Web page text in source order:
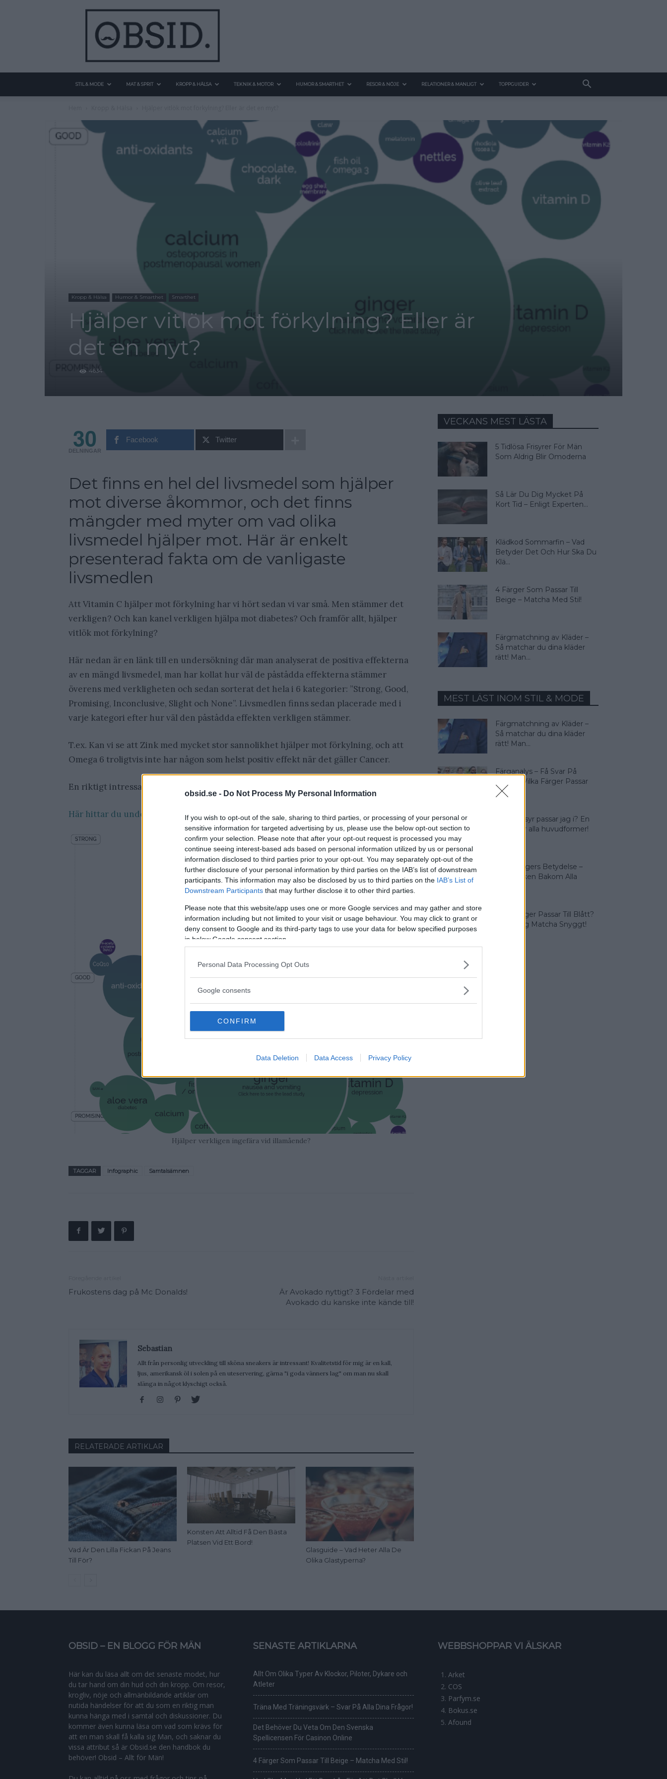
obsid.se - Do Not Process My Personal Information
If you wish to opt-out of the sale, sharing to third parties, or processing of your personal or
sensitive information for targeted advertising by us, please use the below opt-out section to
confirm your selection. Please note that after your opt-out request is processed you may
continue seeing interest-based ads based on personal information utilized by us or personal
information disclosed to third parties prior to your opt-out. You may separately opt-out of the
further disclosure of your personal information by third parties on the IAB’s list of downstream
participants. This information may also be disclosed by us to third parties on the IAB’s List of
Downstream Participants that may further disclose it to other third parties.
Please note that this website/app uses one or more Google services and may gather and store
information including but not limited to your visit or usage behaviour. You may click to grant or
deny consent to Google and its third-party tags to use your data for below specified purposes
in below Google consent section.
Personal Data Processing Opt Outs
Google consents
CONFIRM
Data Deletion Data Access Privacy Policy
STIL & MODE MAT & SPRIT KROPP & HÄLSA TEKNIK & MOTOR HUMOR & SMARTHET RESOR & NÖJE RELATIONER & MANLIGT TOPPGUIDER
Kropp & Hälsa Humor & Smarthet Smarthet
Hjälper vitlök mot förkylning? Eller är
det en myt?
4634
30
DELNINGAR
Facebook Twitter
Det finns en hel del livsmedel som hjälper
mot diverse åkommor, och det finns
mängder med myter om vad olika
livsmedel hjälper mot. Här är enkelt
presenterad fakta om de vanligaste
livsmedlen
Att Vitamin C hjälper mot förkylning har vi hört sedan vi var små. Men stämmer det
verkligen? Och kan kanel verkligen hjälpa mot diabetes? Och framför allt, hjälper
vitlök mot förkylning?
Här nedan är en länk till en undersökning där man analyserat de positiva effekterna
av en mängd livsmedel, man har kollat hur väl de påstådda effekterna stämmer
överens med verkligheten och sedan sorterat det hela i 6 kategorier: ”Strong, Good,
Promising, Inconclusive, Slight och None”. Livsmedlen finns sedan placerade med i
varje kategori efter hur väl den påstådda effekten verkligen stämmer.
T.ex. Kan vi se att Zink med mycket stor sannolikhet hjälper mot förkylning, och att
Omega 6 troligtvis inte har någon som helst positiv effekt när det gäller Cancer.
En riktigt intressant infographic.
Här hittar du undersökningen.,
Hjälper verkligen ingefära vid illamående?
TAGGAR Infographic Samtalsämnen
Frukostens dag på Mc Donalds!
Är Avokado nyttigt? 3 Fördelar med
Avokado du kanske inte kände till!
Sebastian
Allt från personlig utveckling till sköna sneakers är intressant! Kvalitetstid för mig är en kall,
ljus, amerikansk öl i solen på en uteservering, gärna "i goda vänners lag" om man nu skall
slänga in något klyschigt också.
RELATERADE ARTIKLAR
Vad Är Den Lilla Fickan På Jeans
Till För?
Konsten Att Alltid Få Den Bästa
Platsen Vid Ett Bord!
Glasguide – Vad Heter Alla De
Olika Glastyperna?
VECKANS MEST LÄSTA
5 Tidlösa Frisyrer För Män
Som Aldrig Blir Omoderna
Så Lär Du Dig Mycket På
Kort Tid – Enligt Experten...
Klädkod Sommarfin – Vad
Betyder Det Och Hur Ska Du
Klä...
4 Färger Som Passar Till
Beige – Matcha Med Stil!
Färgmatchning av Kläder –
Så matchar du dina kläder
rätt! Man...
MEST LÄST INOM STIL & MODE
Färgmatchning av Kläder –
Så matchar du dina kläder
rätt! Man...
Färganalys – Få Svar På
Frågan: Vilka Färger Passar
Jag I?
Vilken frisyr passar jag i? En
guide för alla huvudformer!
Olika Färgers Betydelse –
Symboliken Bakom Alla
Vilka Färger Passar Till Blått?
Vi Lär Dig Matcha Snyggt!
OBSID – EN BLOGG FÖR MÄN
Här kan du läsa allt om det senaste modet, hur
du tar hand om din hud och din kropp. Om resor,
krogliv, nöje och allmänbildande artiklar om
nutida händelser för att du som en riktig man
kunna hänga med i samtal och diskussioner. Du
kommer även kunna läsa om vad som krävs för
att en man skall få kalla sig Man, och saknar du
vissa attribut så är Obsid.se den handbok du
behöver! Obsid – Allt för Män!
SENASTE ARTIKLARNA
Allt Om Olika Typer Av Klockor, Piloter, Dykare och
Atleter
Träna Med Träningsvärk – Svar På Alla Dina Frågor!
Det Behöver Du Veta Om Den Svenska
Spellicensen För Casinon Online
4 Färger Som Passar Till Beige – Matcha Med Stil!
WEBBSHOPPAR VI ÄLSKAR
Arket
COS
Parfym.se
Bokus.se
Afound